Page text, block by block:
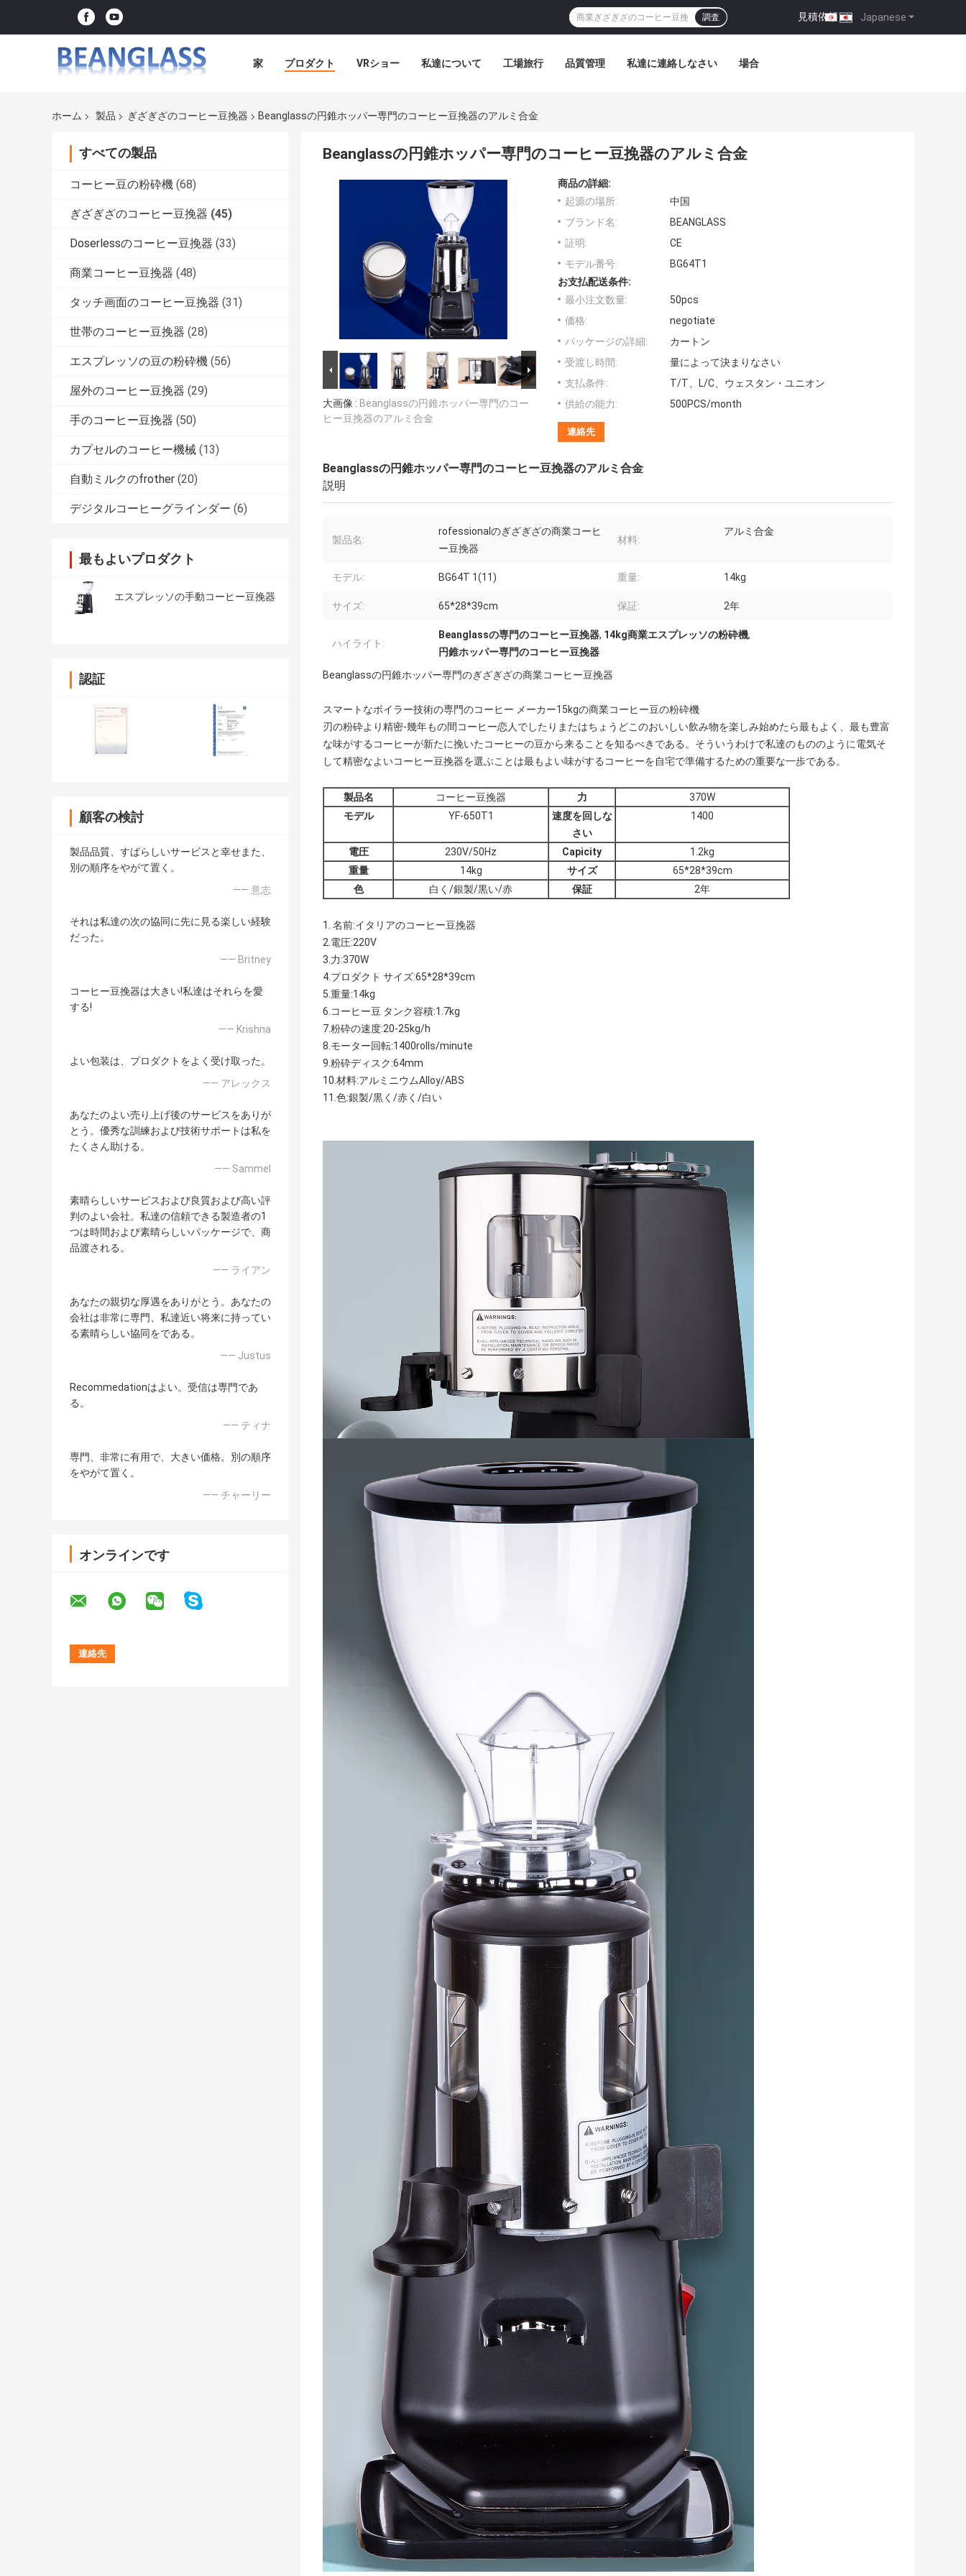
Japanese
見積依頼 |
調査
家 プロダクト VRショー 私達について 工場旅行 品質管理 私達に連絡しなさい 場合
ホーム 製品 ぎざぎざのコーヒー豆挽器 Beanglassの円錐ホッパー専門のコーヒー豆挽器のアルミ合金
すべての製品
コーヒー豆の粉砕機 (68)
ぎざぎざのコーヒー豆挽器 (45)
Doserlessのコーヒー豆挽器 (33)
商業コーヒー豆挽器 (48)
タッチ画面のコーヒー豆挽器 (31)
世帯のコーヒー豆挽器 (28)
エスプレッソの豆の粉砕機 (56)
屋外のコーヒー豆挽器 (29)
手のコーヒー豆挽器 (50)
カプセルのコーヒー機械 (13)
自動ミルクのfrother (20)
デジタルコーヒーグラインダー (6)
最もよいプロダクト
エスプレッソの手動コーヒー豆挽器
認証
顧客の検討
製品品質、すばらしいサービスと幸せまた、
別の順序をやがて置く。
—— 意志
それは私達の次の協同に先に見る楽しい経験
だった。
—— Britney
コーヒー豆挽器は大きい!私達はそれらを愛
する!
—— Krishna
よい包装は、プロダクトをよく受け取った。
—— アレックス
あなたのよい売り上げ後のサービスをありが
とう。優秀な訓練および技術サポートは私を
たくさん助ける。
—— Sammel
素晴らしいサービスおよび良質および高い評
判のよい会社。私達の信頼できる製造者の1
つは時間および素晴らしいパッケージで、商
品渡される。
—— ライアン
あなたの親切な厚遇をありがとう。あなたの
会社は非常に専門、私達近い将来に持ってい
る素晴らしい協同をである。
—— Justus
Recommedationはよい。受信は専門であ
る。
—— ティナ
専門、非常に有用で、大きい価格。別の順序
をやがて置く。
—— チャーリー
オンラインです
Beanglassの円錐ホッパー専門のコーヒー豆挽器のアルミ合金
大画像 : Beanglassの円錐ホッパー専門のコー
ヒー豆挽器のアルミ合金
商品の詳細:
起源の場所:
中国
ブランド名:
BEANGLASS
証明:
CE
モデル番号:
BG64T1
お支払配送条件:
最小注文数量:
50pcs
価格:
negotiate
パッケージの詳細:
カートン
受渡し時間:
量によって決まりなさい
支払条件:
T/T、L/C、ウェスタン・ユニオン
供給の能力:
500PCS/month
連絡先
Beanglassの円錐ホッパー専門のコーヒー豆挽器のアルミ合金
説明
製品名:
rofessionalのぎざぎざの商業コーヒ
ー豆挽器
材料:
アルミ合金
モデル: BG64T 1(11) 重量: 14kg
サイズ: 65*28*39cm 保証: 2年
ハイライト:
Beanglassの専門のコーヒー豆挽器, 14kg商業エスプレッソの粉砕機,
円錐ホッパー専門のコーヒー豆挽器
Beanglassの円錐ホッパー専門のぎざぎざの商業コーヒー豆挽器
スマートなボイラー技術の専門のコーヒー メーカー15kgの商業コーヒー豆の粉砕機
刃の粉砕より精密-幾年もの間コーヒー恋人でしたりまたはちょうどこのおいしい飲み物を楽しみ始めたら最もよく、最も豊富
な味がするコーヒーが新たに挽いたコーヒーの豆から来ることを知るべきである。そういうわけで私達のもののように電気そ
して精密なよいコーヒー豆挽器を選ぶことは最もよい味がするコーヒーを自宅で準備するための重要な一歩である。
製品名 コーヒー豆挽器 力
370W
モデル
YF-650T1
速度を回しな
さい
1400
電圧 230V/50Hz Capicity
1.2kg
重量
14kg サイズ
65*28*39cm
色
白く/銀製/黒い/赤 保証 2年
1. 名前:イタリアのコーヒー豆挽器
2.電圧:220V
3.力:370W
4.プロダクト サイズ:65*28*39cm
5.重量:14kg
6.コーヒー豆 タンク容積:1.7kg
7.粉砕の速度:20-25kg/h
8.モーター回転:1400rolls/minute
9.粉砕ディスク:64mm
10.材料:アルミニウムAlloy/ABS
11.色:銀製/黒く/赤く/白い